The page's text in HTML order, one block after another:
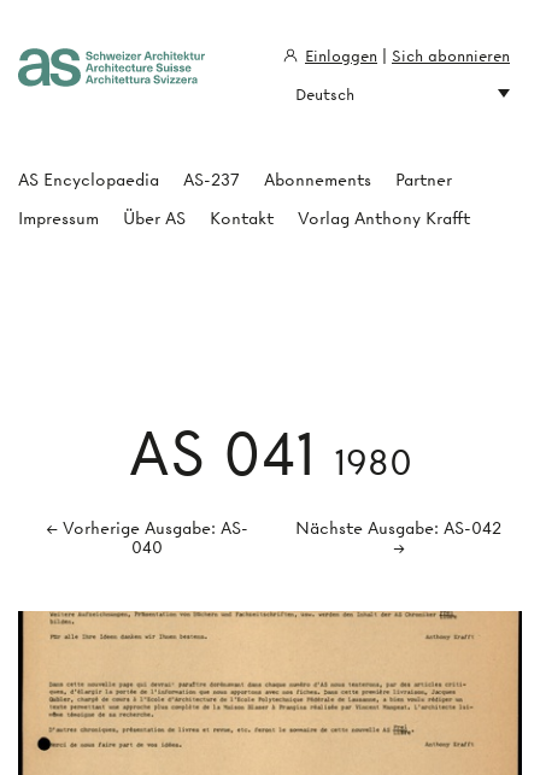
AS 041 1980
← Vorherige Ausgabe: AS-
040
Nächste Ausgabe: AS-042
→
AS Encyclopaedia AS-237 Abonnements
Partner
Impressum
Über AS Kontakt Vorlag Anthony Krafft
Einloggen
Sich abonnieren
Deutsch